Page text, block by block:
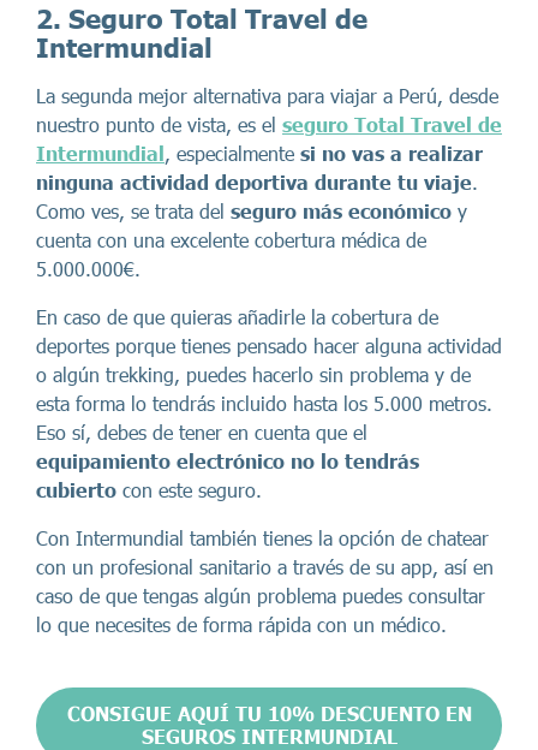
2. Seguro Total Travel de
Intermundial
La segunda mejor alternativa para viajar a Perú, desde
nuestro punto de vista, es el seguro Total Travel de
Intermundial , especialmente si no vas a realizar
ninguna actividad deportiva durante tu viaje
Como ves, se trata del seguro más económico y
cuenta con una excelente cobertura médica de
5.000.000€.
En caso de que quieras añadirle la cobertura de
deportes porque tienes pensado hacer alguna actividad
o algún trekking, puedes hacerlo sin problema y de
esta forma lo tendrás incluido hasta los 5.000 metros.
Eso sí, debes de tener en cuenta que el
equipamiento electrónico no lo tendrás
cubierto con este seguro.
Con Intermundial también tienes la opción de chatear
con un profesional sanitario a través de su app, así en
caso de que tengas algún problema puedes consultar
lo que necesites de forma rápida con un médico.
CONSIGUE AQUÍ TU 10% DESCUENTO EN
SEGUROS INTERMUNDIAL